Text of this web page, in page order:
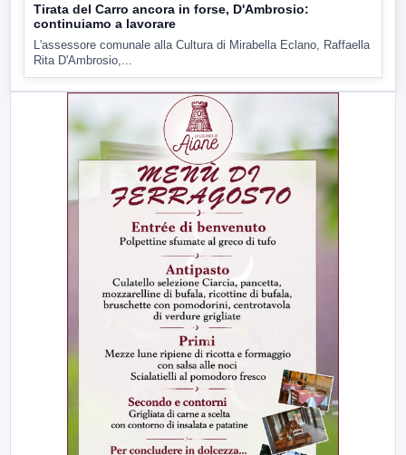
Tirata del Carro ancora in forse, D'Ambrosio:
continuiamo a lavorare
L'assessore comunale alla Cultura di Mirabella Eclano, Raffaella
Rita D'Ambrosio,...